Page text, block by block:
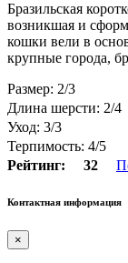
Бразильская
возникшая и
кошки вели в
крупные города,
Размер: 2/3
Длина шерсти: 2/4
Уход: 3/3
Терпимость: 4/5
Рейтинг:
32
Контактная информация
×